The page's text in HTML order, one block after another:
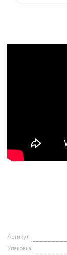
Артикул
Упаковка